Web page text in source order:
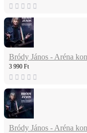
Bródy János - Aréna
3 990 Ft
Bródy János - Aréna